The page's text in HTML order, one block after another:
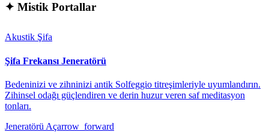
✦ Mistik Portallar
Akustik Şifa
Şifa Frekansı Jeneratörü
Bedeninizi ve zihninizi antik Solfeggio titreşimleriyle uyumlandırın.
Zihinsel odağı güçlendiren ve derin huzur veren saf meditasyon
tonları.
Jeneratörü Açarrow_forward